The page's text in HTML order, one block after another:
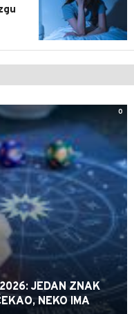
0
JEDAN ZNAK
NEKO IMA